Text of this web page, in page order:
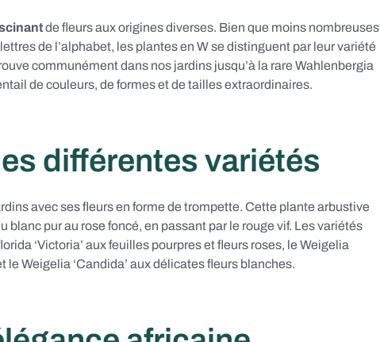
de fleurs aux origines diverses. Bien que moins nombreuses
de l’alphabet, les plantes en W se distinguent par leur variété
communément dans nos jardins jusqu’à la rare Wahlenbergia
de couleurs, de formes et de tailles extraordinaires.
différentes variétés
avec ses fleurs en forme de trompette. Cette plante arbustive
blanc pur au rose foncé, en passant par le rouge vif. Les variétés
‘Victoria’ aux feuilles pourpres et fleurs roses, le Weigelia
le Weigelia ‘Candida’ aux délicates fleurs blanches.